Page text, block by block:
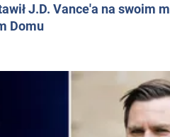
J.D. Vance'a na swoim
Domu